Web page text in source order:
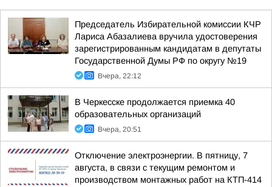
Председатель Избирательной комиссии КЧР
Лариса Абазалиева вручила удостоверения
зарегистрированным кандидатам в депутаты
Государственной Думы РФ по округу №19
Вчера, 22:12
В Черкесске продолжается приемка 40
образовательных организаций
Вчера, 20:51
Отключение электроэнергии. В пятницу, 7
августа, в связи с текущим ремонтом и
производством монтажных работ на КТП-414